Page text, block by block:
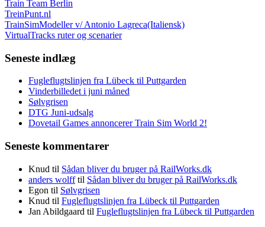
Train Team Berlin
TreinPunt.nl
TrainSimModeller v/ Antonio Lagreca(Italiensk)
VirtualTracks ruter og scenarier
Seneste indlæg
Fugleflugtslinjen fra Lübeck til Puttgarden
Vinderbilledet i juni måned
Sølvgrisen
DTG Juni-udsalg
Dovetail Games annoncerer Train Sim World 2!
Seneste kommentarer
Knud til Sådan bliver du bruger på RailWorks.dk
anders wolfftil Sådan bliver du bruger på RailWorks.dk
Egon til Sølvgrisen
Knud til Fugleflugtslinjen fra Lübeck til Puttgarden
Jan Abildgaard til Fugleflugtslinjen fra Lübeck til Puttgarden